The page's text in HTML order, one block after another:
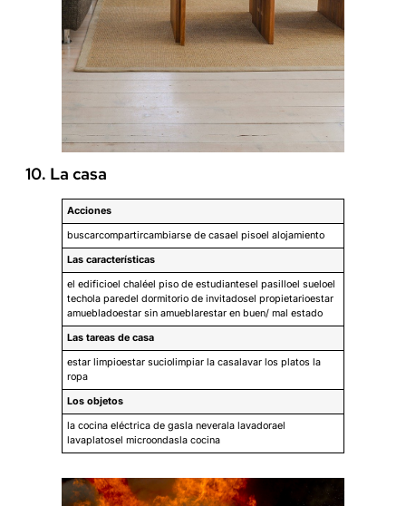
10. La casa
Acciones
buscarcompartircambiarse de casael pisoel alojamiento
Las características
el edificioel chaléel piso de estudiantesel pasilloel sueloel
techola paredel dormitorio de invitadosel propietarioestar
amuebladoestar sin amueblarestar en buen/ mal estado
Las tareas de casa
estar limpioestar suciolimpiar la casalavar los platos la
ropa
Los objetos
la cocina eléctrica de gasla neverala lavadorael
lavaplatosel microondasla cocina